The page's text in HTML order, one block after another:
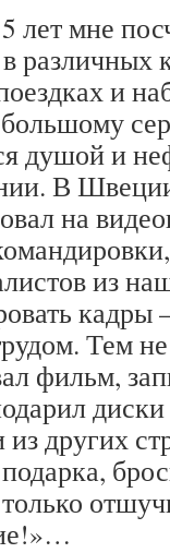
лет мне
различных
и
душой и
В
на
из
кадры
Тем
фильм,
других